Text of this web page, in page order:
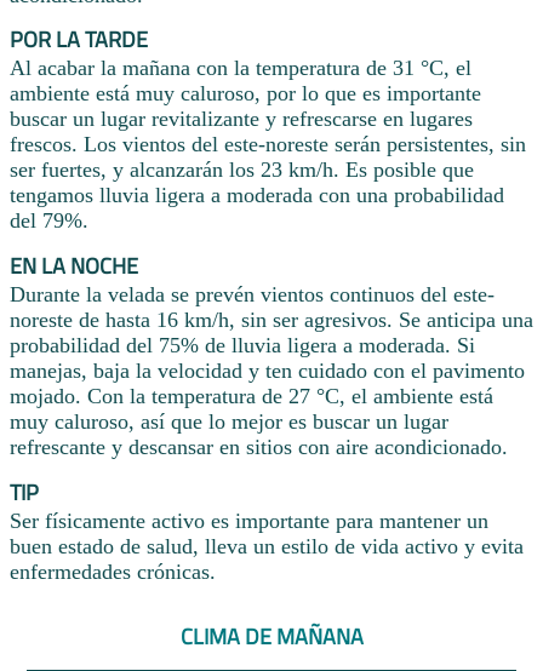
POR LA TARDE
Al acabar la mañana con la temperatura de 31 °C, el
ambiente está muy caluroso, por lo que es importante
buscar un lugar revitalizante y refrescarse en lugares
frescos. Los vientos del este-noreste serán persistentes, sin
ser fuertes, y alcanzarán los 23 km/h. Es posible que
tengamos lluvia ligera a moderada con una probabilidad
del 79%.
EN LA NOCHE
Durante la velada se prevén vientos continuos del este-
noreste de hasta 16 km/h, sin ser agresivos. Se anticipa una
probabilidad del 75% de lluvia ligera a moderada. Si
manejas, baja la velocidad y ten cuidado con el pavimento
mojado. Con la temperatura de 27 °C, el ambiente está
muy caluroso, así que lo mejor es buscar un lugar
refrescante y descansar en sitios con aire acondicionado.
TIP
Ser físicamente activo es importante para mantener un
buen estado de salud, lleva un estilo de vida activo y evita
enfermedades crónicas.
CLIMA DE MAÑANA